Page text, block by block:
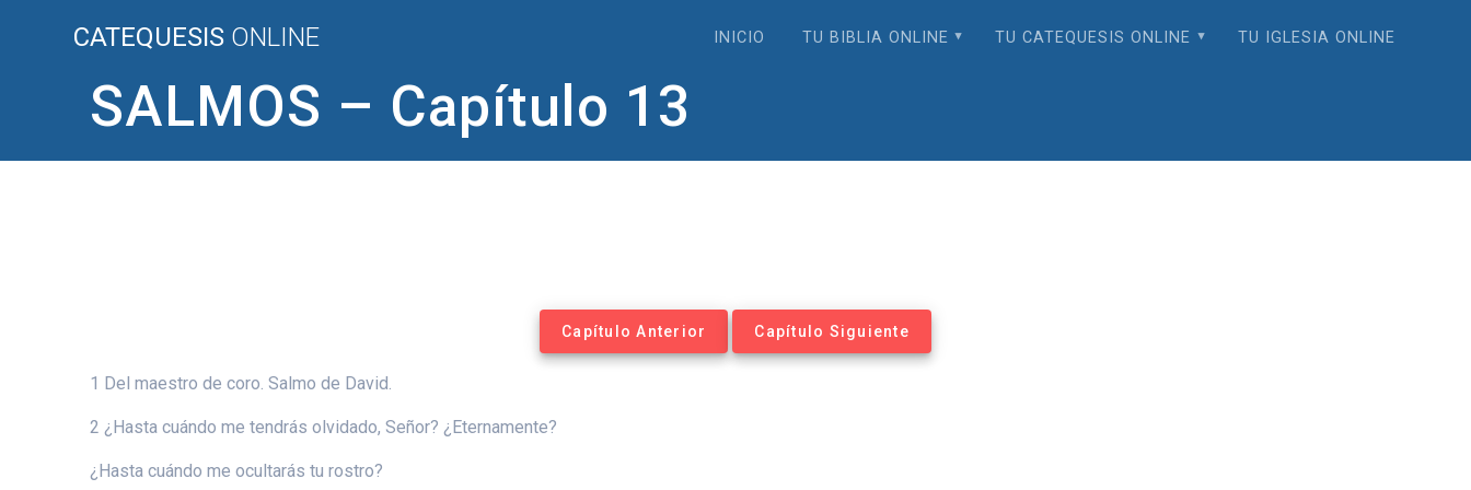
CATEQUESIS ONLINE INICIO TU BIBLIA ONLINE TU CATEQUESIS ONLINE TU IGLESIA ONLINE
SALMOS – Capítulo 13
Capítulo Anterior Capítulo Siguiente
1 Del maestro de coro. Salmo de David.
2 ¿Hasta cuándo me tendrás olvidado, Señor? ¿Eternamente?
¿Hasta cuándo me ocultarás tu rostro?